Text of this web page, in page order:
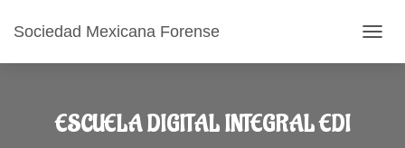
Sociedad Mexicana Forense
ESCUELA DIGITAL INTEGRAL EDI